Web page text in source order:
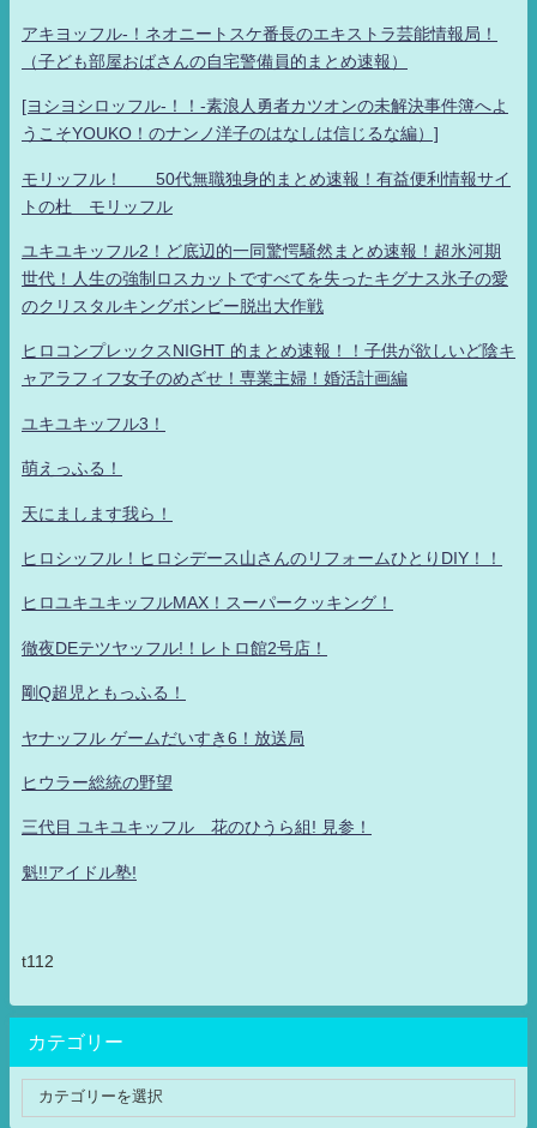
アキヨッフル-！ネオニートスケ番長のエキストラ芸能情報局！
（子ども部屋おばさんの自宅警備員的まとめ速報）
[ヨシヨシロッフル-！！-素浪人勇者カツオンの未解決事件簿へよ
うこそYOUKO！のナンノ洋子のはなしは信じるな編）]
モリッフル！ 50代無職独身的まとめ速報！有益便利情報サイ
トの杜 モリッフル
ユキユキッフル2！ど底辺的一同驚愕騒然まとめ速報！超氷河期
世代！人生の強制ロスカットですべてを失ったキグナス氷子の愛
のクリスタルキングボンビー脱出大作戦
ヒロコンプレックスNIGHT 的まとめ速報！！子供が欲しいど陰キ
ャアラフィフ女子のめざせ！専業主婦！婚活計画編
ユキユキッフル3！
萌えっふる！
天にまします我ら！
ヒロシッフル！ヒロシデース山さんのリフォームひとりDIY！！
ヒロユキユキッフルMAX！スーパークッキング！
徹夜DEテツヤッフル!！レトロ館2号店！
剛Q超児ともっふる！
ヤナッフル ゲームだいすき6！放送局
ヒウラー総統の野望
三代目 ユキユキッフル 花のひうら組! 見参！
魁!!アイドル塾!
t112
カテゴリー